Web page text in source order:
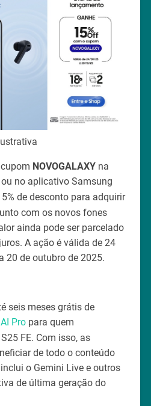
NOVOGALAXYna
no aplicativo Samsung
de desconto para adquirir
com os novos fones
ainda pode ser parcelado
A ação é válida de 24
20 de outubro de 2025.
seis meses grátis de
Propara quem
FE. Com isso, as
de todo o conteúdo
o Gemini Live e outros
de última geração do